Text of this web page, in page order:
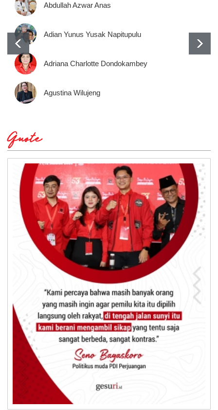
Abdullah Azwar Anas
Adian Yunus Yusak Napitupulu
Adriana Charlotte Dondokambey
Agustina Wilujeng
Quote